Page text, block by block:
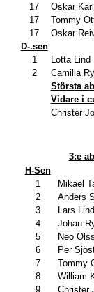
17
Oskar
17
Tommy
17
Oskar
D-.sen
1
Lotta Lind
2
Camilla
Största
Vidare i
Christer
3:e
H-Sen
1
Mikael
2
Anders
3
Lars Lind
4
Johan
5
Neo
6
Per
7
Tommy
8
William
9
Christer